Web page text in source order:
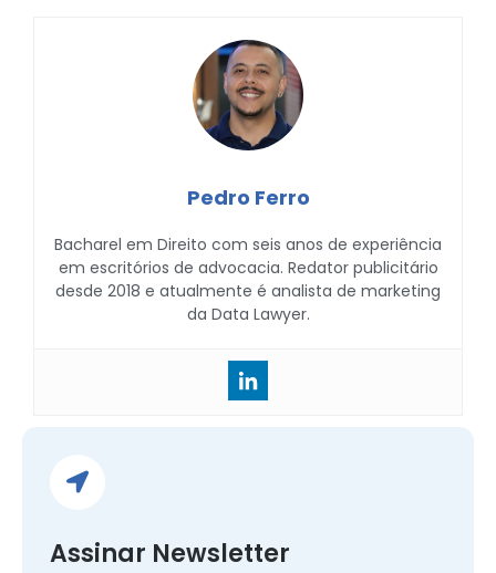
Pedro Ferro
Bacharel em Direito com seis anos de experiência
em escritórios de advocacia. Redator publicitário
desde 2018 e atualmente é analista de marketing
da Data Lawyer.
Assinar Newsletter